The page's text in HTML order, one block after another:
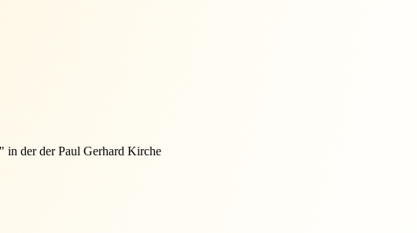
der der Paul Gerhard Kirche